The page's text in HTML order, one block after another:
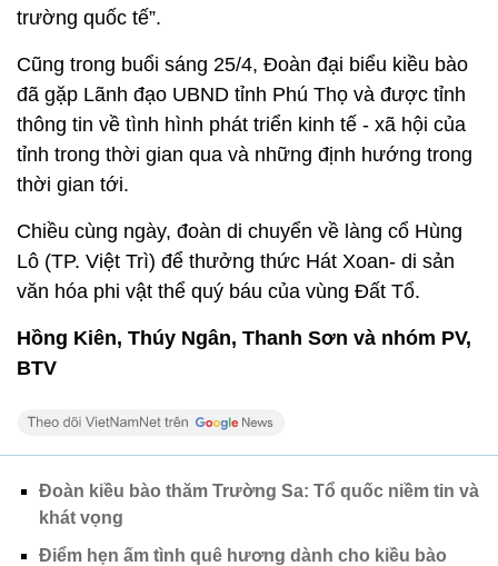
trường quốc tế”.
Cũng trong buổi sáng 25/4, Đoàn đại biểu kiều bào
đã gặp Lãnh đạo UBND tỉnh Phú Thọ và được tỉnh
thông tin về tình hình phát triển kinh tế - xã hội của
tỉnh trong thời gian qua và những định hướng trong
thời gian tới.
Chiều cùng ngày, đoàn di chuyển về làng cổ Hùng
Lô (TP. Việt Trì) để thưởng thức Hát Xoan- di sản
văn hóa phi vật thể quý báu của vùng Đất Tổ.
Hồng Kiên, Thúy Ngân, Thanh Sơn và nhóm PV,
BTV
Đoàn kiều bào thăm Trường Sa: Tổ quốc niềm tin và
khát vọng
Điểm hẹn ấm tình quê hương dành cho kiều bào